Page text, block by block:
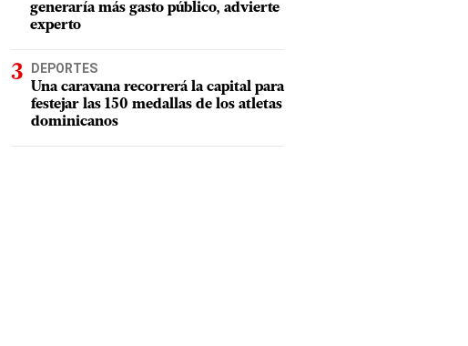
generaría más gasto público, advierte
experto
DEPORTES
Una caravana recorrerá la capital para
festejar las 150 medallas de los atletas
dominicanos